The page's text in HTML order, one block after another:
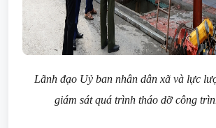
Lãnh đạo Uỷ ban nhân dân xã và lực
giám sát quá trình tháo dỡ công